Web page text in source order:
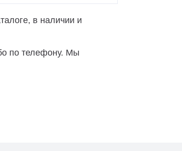
в наличии и
по телефону. Мы